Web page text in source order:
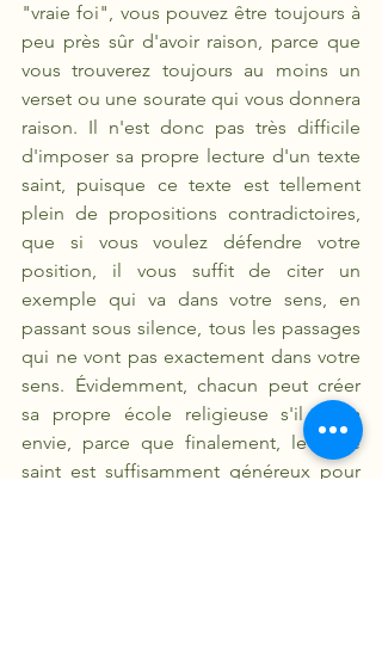
"vraie foi", vous pouvez être toujours à
peu près sûr d'avoir raison, parce que
vous trouverez toujours au moins un
verset ou une sourate qui vous donnera
raison. Il n'est donc pas très difficile
d'imposer sa propre lecture d'un texte
saint, puisque ce texte est tellement
plein de propositions contradictoires,
que si vous voulez défendre votre
position, il vous suffit de citer un
exemple qui va dans votre sens, en
passant sous silence, tous les passages
qui ne vont pas exactement dans votre
sens. Évidemment, chacun peut créer
sa propre école religieuse s'il en a
envie, parce que finalement, le texte
saint est suffisamment généreux pour